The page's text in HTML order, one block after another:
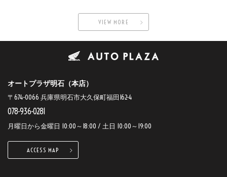
VIEW MORE
オートプラザ明石（本店）
〒674-0066 兵庫県明石市大久保町福田162-4
078-936-0281
月曜日から金曜日 10:00～18:00 / 土日 10:00～19:00
ACCESS MAP